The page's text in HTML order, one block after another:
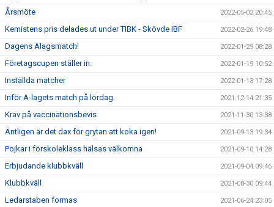
Årsmöte 2022-05-02 20:45
Kemistens pris delades ut under TIBK - Skövde IBF 2022-02-26 19:48
Dagens Alagsmatch! 2022-01-29 08:28
Företagscupen ställer in. 2022-01-19 10:52
Inställda matcher 2022-01-13 17:28
Inför A-lagets match på lördag. 2021-12-14 21:35
Krav på vaccinationsbevis 2021-11-30 13:38
Äntligen är det dax för grytan att koka igen! 2021-09-13 19:34
Pojkar i förskoleklass hälsas välkomna 2021-09-10 14:28
Erbjudande klubbkväll 2021-09-04 09:46
Klubbkväll 2021-08-30 09:44
Ledarstaben formas 2021-06-24 23:05